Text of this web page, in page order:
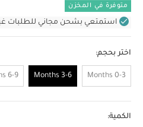
متوفرة في المخزن
استمتعي بشحن مجاني للطلبات غير
اختر بحجم:
0-3 Months
3-6 Months
6-9 Months
الكمية: